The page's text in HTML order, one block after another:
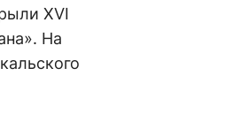
XVI
На